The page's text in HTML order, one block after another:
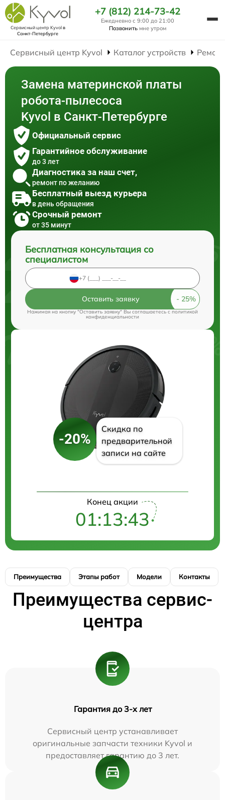
Сервисный центр Kyvolв
Санкт-Петербурге
+7 (812) 214-73-42
Ежедневно с 9:00 до 21:00
Позвонить мне утром
Сервисный центр Kyvol Каталог устройств
Замена материнской платы
робота-пылесоса
Kyvol в Санкт-Петербурге
Официальный сервис
Гарантийное обслуживание
до 3 лет
Диагностика за наш счет,
ремонт по желанию
Бесплатный выезд курьера
в день обращения
Срочный ремонт
от 35 минут
Бесплатная консультация со
специалистом
Оставить заявку
Нажимая на кнопку "Оставить заявку" Вы соглашаетесь cполитикой
конфиденциальности
-20%
Скидка по
предварительной
записи на сайте
Конец акции
01:13:42
Преимущества Этапы работ Модели Контакты
Преимущества сервис-
центра
Гарантия до 3-х лет
Сервисный центр устанавливает
оригинальные запчасти техники Kyvol и
предоставляет гарантию до 3 лет.